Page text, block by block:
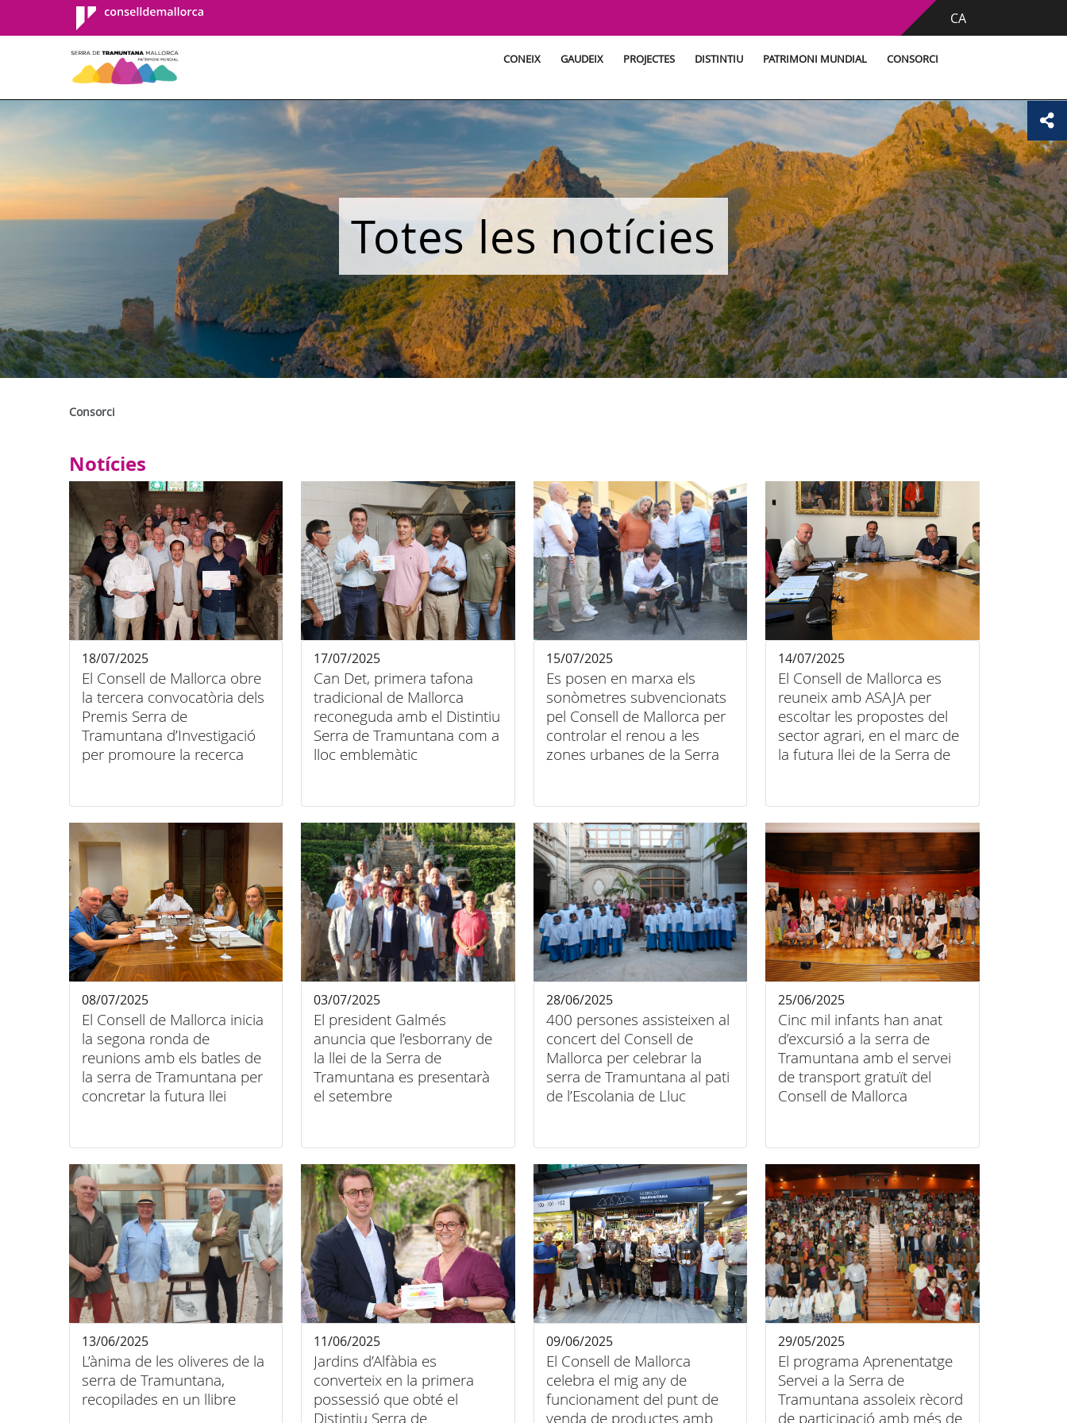
Consell de
Mallorca
CA
CONEIX GAUDEIX PROJECTES DISTINTIU PATRIMONI MUNDIAL CONSORCI
Totes les notícies
Consorci
Notícies
El Consell de Mallorca obre
la tercera convocatòria dels
Premis Serra de
Tramuntana d’Investigació
per promoure la recerca
18/07/2025
Can Det, primera tafona
tradicional de Mallorca
reconeguda amb el Distintiu
Serra de Tramuntana com a
lloc emblemàtic
17/07/2025
Es posen en marxa els
sonòmetres subvencionats
pel Consell de Mallorca per
controlar el renou a les
zones urbanes de la Serra
15/07/2025
El Consell de Mallorca es
reuneix amb ASAJA per
escoltar les propostes del
sector agrari, en el marc de
la futura llei de la Serra de
14/07/2025
El Consell de Mallorca inicia
la segona ronda de
reunions amb els batles de
la serra de Tramuntana per
concretar la futura llei
08/07/2025
El president Galmés
anuncia que l’esborrany de
la llei de la Serra de
Tramuntana es presentarà
el setembre
03/07/2025
400 persones assisteixen al
concert del Consell de
Mallorca per celebrar la
serra de Tramuntana al pati
de l’Escolania de Lluc
28/06/2025
Cinc mil infants han anat
d’excursió a la serra de
Tramuntana amb el servei
de transport gratuït del
Consell de Mallorca
25/06/2025
L’ànima de les oliveres de la
serra de Tramuntana,
recopilades en un llibre
13/06/2025
Jardins d’Alfàbia es
converteix en la primera
possessió que obté el
Distintiu Serra de
11/06/2025
El Consell de Mallorca
celebra el mig any de
funcionament del punt de
venda de productes amb
09/06/2025
El programa Aprenentatge
Servei a la Serra de
Tramuntana assoleix rècord
de participació amb més de
29/05/2025